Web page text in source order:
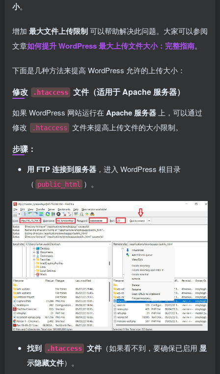
小。
增加 最大文件上传限制可以帮助解决此问题。大家可以参阅
文章如何提升 WordPress 最大上传文件大小：完整指南。
下面是几种方法来提高 WordPress 允许的上传大小：
修改 .htaccess 文件（适用于 Apache 服务器）
如果 WordPress 网站运行在 Apache 服务器 上，可以通过
修改
.htaccess 文件来提高上传文件的大小限制。
步骤：
用 FTP 连接到服务器 ，进入 WordPress 根目录
（ public_html ）。
找到 .htaccess 文件 （如果看不到，要确保已启用 显
示隐藏文件）。